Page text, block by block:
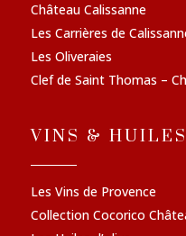
Château Calissanne
Les Carrières de
Les Oliveraies
Clef de Saint Thomas –
VINS &
Les Vins de Provence
Collection Cocorico